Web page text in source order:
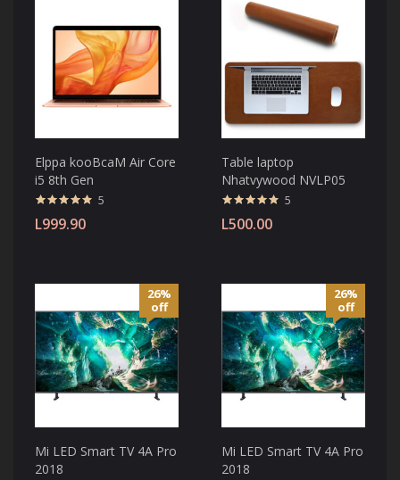
Elppa kooBcaM Air Core
i5 8th Gen
con4.80de
5
L999.90
Table laptop
Nhatvywood NVLP05
con4.80de
5
L500.00
26%
off
Mi LED Smart TV 4A Pro
2018
26%
off
Mi LED Smart TV 4A Pro
2018